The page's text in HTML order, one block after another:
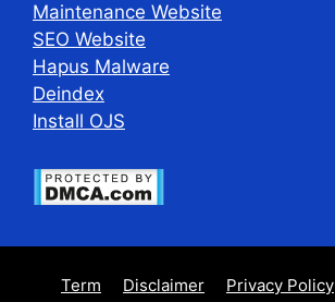
Maintenance Website
SEO Website
Hapus Malware
Deindex
Install OJS
Term Disclaimer Privacy Policy